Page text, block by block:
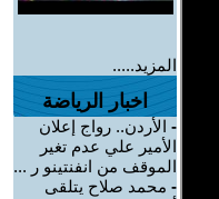
المزيد.....
اخبار الرياضة
- الأردن.. رواج إعلان
الأمير علي عدم تغير
الموقف من انفنتينو ر ...
- محمد صلاح يتلقى